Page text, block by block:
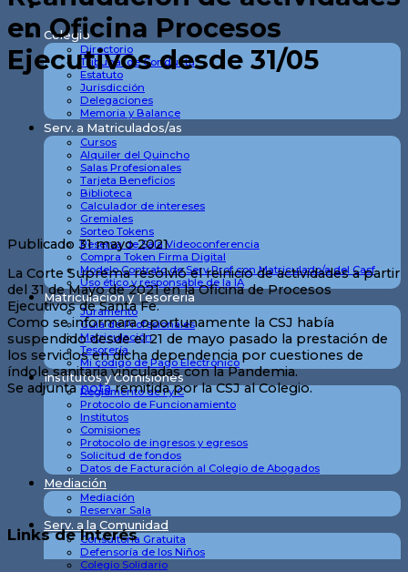
Colegio
Directorio
Tribunal de Conducta
Estatuto
Jurisdicción
Delegaciones
Memoria y Balance
Serv. a Matriculados/as
Cursos
Alquiler del Quincho
Salas Profesionales
Tarjeta Beneficios
Biblioteca
Calculador de intereses
Gremiales
Sorteo Tokens
Reserva de Sala Videoconferencia
Compra Token Firma Digital
Modelo Contrato de Serv Prof con Matriculado/a del Casf
Uso ético y responsable de la IA
Matriculación y Tesorería
Juramento
Guia de Profesionales
Matriculación
Tesorería
Mi código de Pago Electrónico
Institutos y Comisiones
Reglamento de I y C
Protocolo de Funcionamiento
Institutos
Comisiones
Protocolo de ingresos y egresos
Solicitud de fondos
Datos de Facturación al Colegio de Abogados
Mediación
Mediación
Reservar Sala
Serv. a la Comunidad
Consultoría Gratuita
Defensoría de los Niños
Colegio Solidario
en Oficina Procesos
Ejecutivos desde 31/05
Publicado 31 mayo 2021
La Corte Suprema resolvió el reinicio de actividades a partir
del 31 de Mayo de 2021 en la Oficina de Procesos
Ejecutivos de Santa Fe.
Como se informara oportunamente la CSJ había
suspendido desde el 21 de mayo pasado la prestación de
los servicios en dicha dependencia por cuestiones de
índole sanitaria vinculadas con la Pandemia.
Se adjuntanotaremitida por la CSJ al Colegio.
Links de Interés